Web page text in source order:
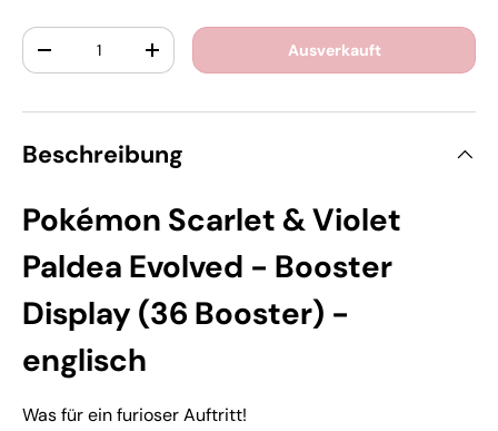
Anzahl
+ Ausverkauft
Beschreibung
Pokémon Scarlet & Violet
Paldea Evolved - Booster
Display (36 Booster) -
englisch
Was für ein furioser Auftritt!